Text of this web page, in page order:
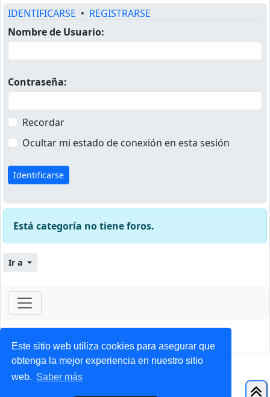
Este sitio web utiliza cookies para asegurar que
obtenga la mejor experiencia en nuestro sitio
web. Saber más
IDENTIFICARSE • REGISTRARSE
Nombre de Usuario:
Contraseña:
Recordar
Ocultar mi estado de conexión en esta sesión
Está categoría no tiene foros.
Ir a
ForoClub 2025
Privacidad| Condiciones